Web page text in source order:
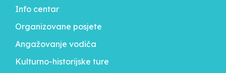
Info centar
Organizovane posjete
Angažovanje vodiča
Kulturno-historijske ture